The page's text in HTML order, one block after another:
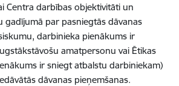
Centra darbības objektivitāti un
gadījumā par pasniegtās dāvanas
darbinieka pienākums ir
amatpersonu vai Ētikas
ir sniegt atbalstu darbiniekam)
dāvanas pieņemšanas.